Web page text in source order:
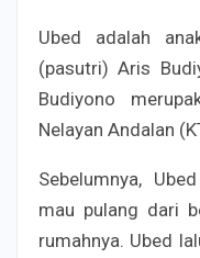
Ubed adalah
(pasutri) Aris
Budiyono
Nelayan Andalan
Sebelumnya,
mau pulang dari
rumahnya. Ubed